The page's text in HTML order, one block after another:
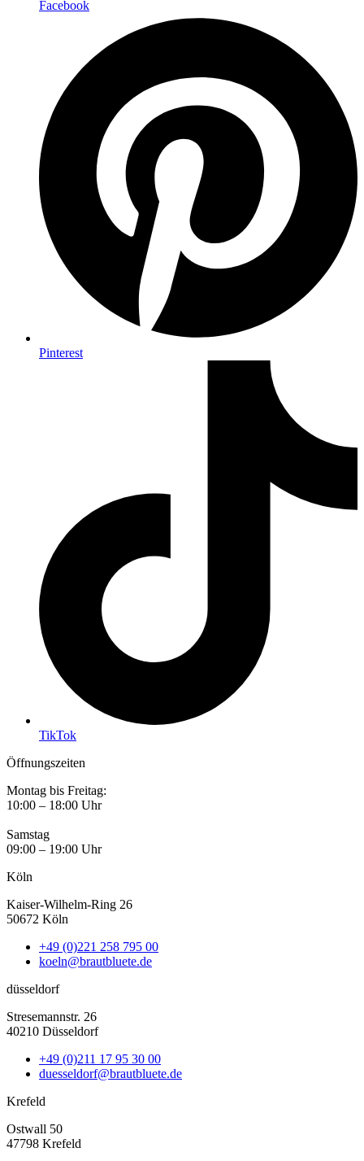
Facebook
Pinterest
TikTok
Öffnungszeiten
Montag bis Freitag:
10:00 – 18:00 Uhr
Samstag
09:00 – 19:00 Uhr
Köln
Kaiser-Wilhelm-Ring 26
50672 Köln
+49 (0)221 258 795 00
koeln@brautbluete.de
düsseldorf
Stresemannstr. 26
40210 Düsseldorf
+49 (0)211 17 95 30 00
duesseldorf@brautbluete.de
Krefeld
Ostwall 50
47798 Krefeld